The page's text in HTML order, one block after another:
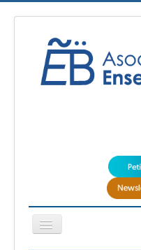
Cambiar
navegación